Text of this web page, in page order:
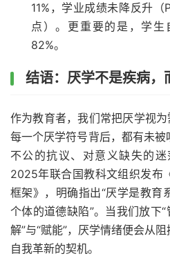
11%，学业成绩未降反升
点）。更重要的是，学
82%。
结语：厌学不是疾病，
作为教育者，我们常把厌学视为
每一个厌学符号背后，都有未
不公的抗议、对意义缺失的迷
2025年联合国教科文组织发布
框架》，明确指出“厌学是教育
个体的道德缺陷”。当我们放下
解”与“赋能”，厌学情绪便会从
自我革新的契机。